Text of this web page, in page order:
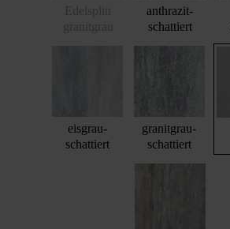
anthrazit-
schattiert
eisgrau-
schattiert
granitgrau-
schattiert